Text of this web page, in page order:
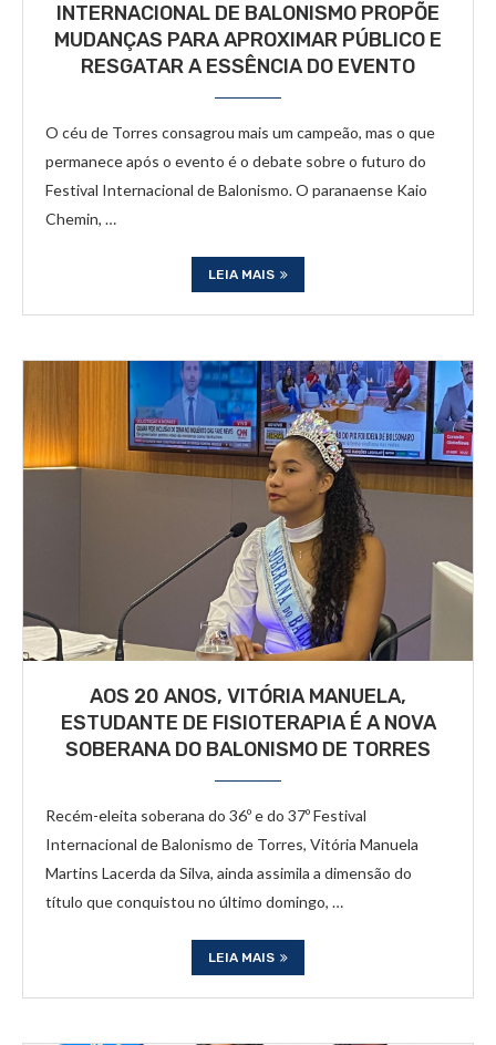
INTERNACIONAL DE BALONISMO PROPÕE
MUDANÇAS PARA APROXIMAR PÚBLICO E
RESGATAR A ESSÊNCIA DO EVENTO
O céu de Torres consagrou mais um campeão, mas o que
permanece após o evento é o debate sobre o futuro do
Festival Internacional de Balonismo. O paranaense Kaio
Chemin, …
LEIA MAIS
AOS 20 ANOS, VITÓRIA MANUELA,
ESTUDANTE DE FISIOTERAPIA É A NOVA
SOBERANA DO BALONISMO DE TORRES
Recém-eleita soberana do 36º e do 37º Festival
Internacional de Balonismo de Torres, Vitória Manuela
Martins Lacerda da Silva, ainda assimila a dimensão do
título que conquistou no último domingo, …
LEIA MAIS